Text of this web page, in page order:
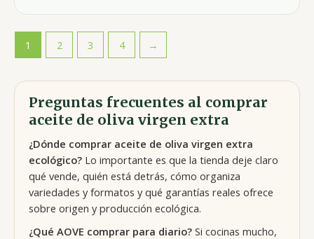
1 2 3 4 →
Preguntas frecuentes al comprar
aceite de oliva virgen extra
¿Dónde comprar aceite de oliva virgen extra
ecológico? Lo importante es que la tienda deje claro
qué vende, quién está detrás, cómo organiza
variedades y formatos y qué garantías reales ofrece
sobre origen y producción ecológica.
¿Qué AOVE comprar para diario? Si cocinas mucho,